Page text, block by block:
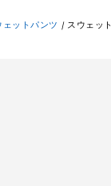
ェットパンツ / スウェッ